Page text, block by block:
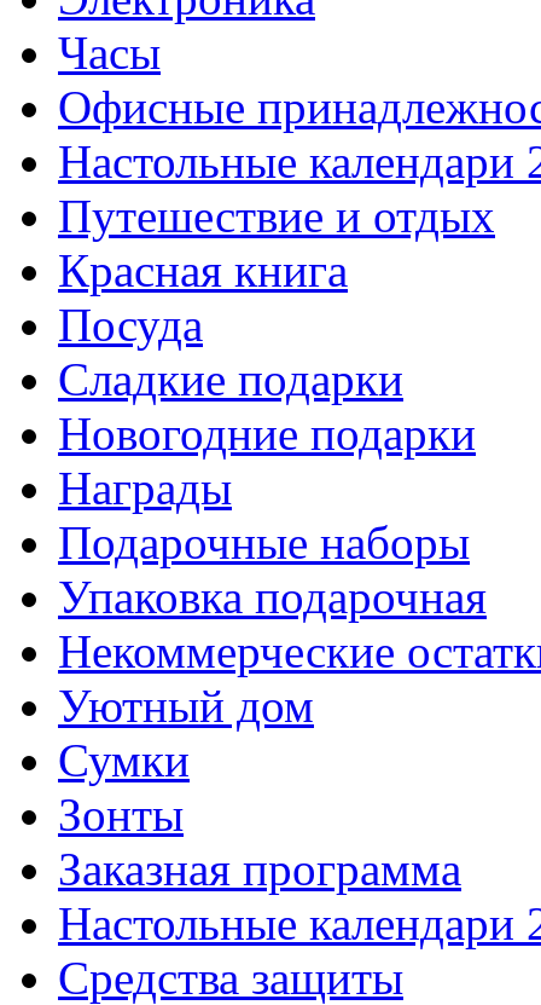
Часы
Офисные
Настольные календари
Путешествие и отдых
Красная книга
Посуда
Сладкие подарки
Новогодние подарки
Награды
Подарочные наборы
Упаковка подарочная
Некоммерческие
Уютный дом
Сумки
Зонты
Заказная программа
Настольные календари
Средства защиты